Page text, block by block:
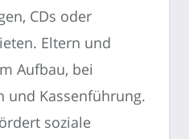
CDs oder
Eltern und
Aufbau, bei
und Kassenführung.
soziale